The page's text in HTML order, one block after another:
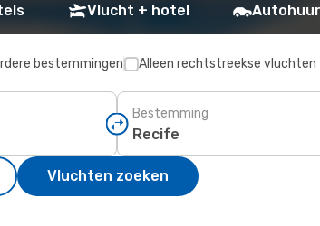
Vlucht + hotel Autohuur
bestemmingen Alleen rechtstreekse vluchten
Bestemming
Vluchten zoeken